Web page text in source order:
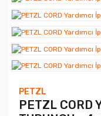
PETZL
PETZL CORD